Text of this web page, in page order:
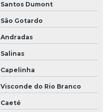
Santos Dumont
São Gotardo
Andradas
Salinas
Capelinha
Visconde do Rio Branco
Caeté